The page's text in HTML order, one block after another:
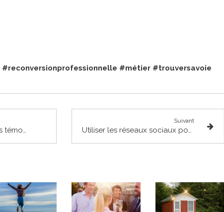
#reconversionprofessionnelle #métier #trouversavoie
Mettez en avant les témoignages clients pour communiquer efficacement
Suivant
Utiliser les réseaux sociaux pour développer votre activité de thérapeute ou coach : bonne ou mauvaise idée ?